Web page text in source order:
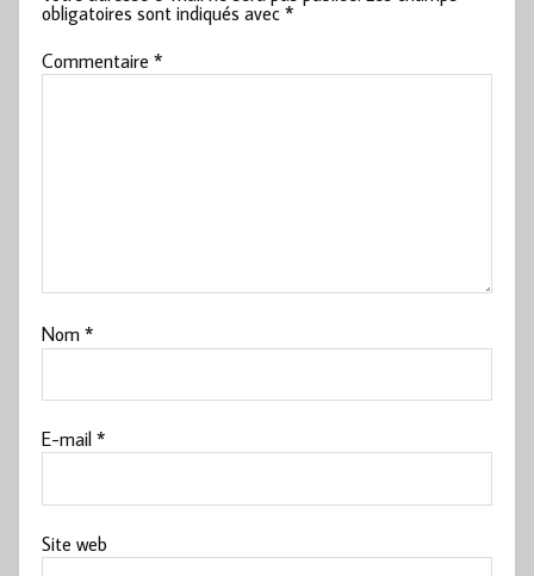
obligatoires sont indiqués avec*
Commentaire*
Nom*
E-mail*
Site web